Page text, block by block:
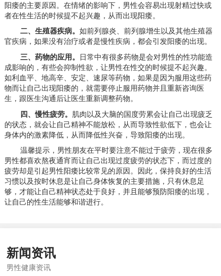
阳痿的主要原因。在情绪的影响下，男性会容易出现射精过快或
者在性生活的时候提不起兴趣，从而出现阳痿。
二、生殖器疾病。 如前列腺炎、前列腺增生以及其他生殖器
官疾病，如果没有治疗或者是慢性疾病，都会引发阳痿的出现。
三、药物的应用。
日常中有很多药物是会对男性的性功能造
成影响的，有些会抑制性欲，让男性在性交的时候提不起兴趣。
如利血平、地高辛、安定、速尿等药物，如果是因为服用这些药
物而让自己出现阳痿的，就需要停止服用药物并且重新咨询医
生，跟医生沟通后让医生重新调整药物。
四、慢性疲劳。 肌肉以及大脑的国度劳累会让自己出现疲乏
的状态，就会让自己精神不能放松，从而导致性欲低下，也会让
身体内的激素降低，从而降低性兴奋，导致阳痿的出现。
温馨提示，男性朋友在平时要注意不能过于疲劳，现在很多
男性都喜欢熬夜通宵而让自己出现过度疲劳的状态下，而过度的
疲劳却是引起男性阳痿比较常见的原因。因此，保持良好的生活
习惯以及按时休息是让自己身体恢复的主要措施，只有休息足
够，才能让自己精神状态处于良好，并且能够预防阳痿的出现，
让自己的性生活能够和谐进行。
新闻资讯
男性健康资讯